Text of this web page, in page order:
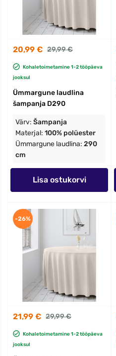
20,99 € 29,99 €
Kohaletoimetamine 1-2 tööpäeva
jooksul
Ümmargune laudlina
šampanja D290
Värv: Šampanja
Materjal: 100% polüester
Ümmargune laudlina: 290
cm
Lisa ostukorvi
21,99 € 29,99 €
Kohaletoimetamine 1-2 tööpäeva
jooksul
-26%